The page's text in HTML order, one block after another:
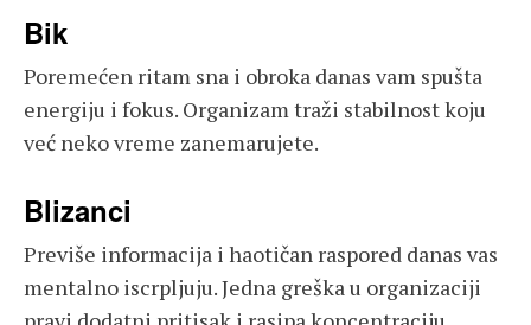
Bik
Poremećen ritam sna i obroka danas vam spušta
energiju i fokus. Organizam traži stabilnost koju
već neko vreme zanemarujete.
Blizanci
Previše informacija i haotičan raspored danas vas
mentalno iscrpljuju. Jedna greška u organizaciji